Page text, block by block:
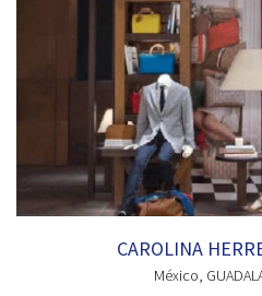
CAROLINA
México,